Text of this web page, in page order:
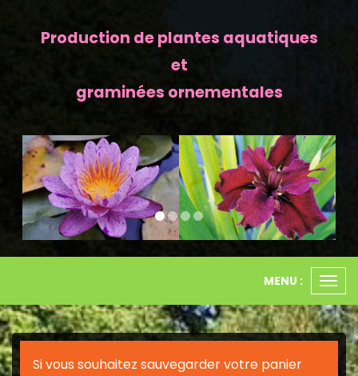
Production de plantes aquatiques
et
graminées ornementales
Previous Next
le
MENU :
Si vous souhaitez sauvegarder votre panier